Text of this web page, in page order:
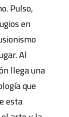
Pulso,
en
Al
llega una
que
esta